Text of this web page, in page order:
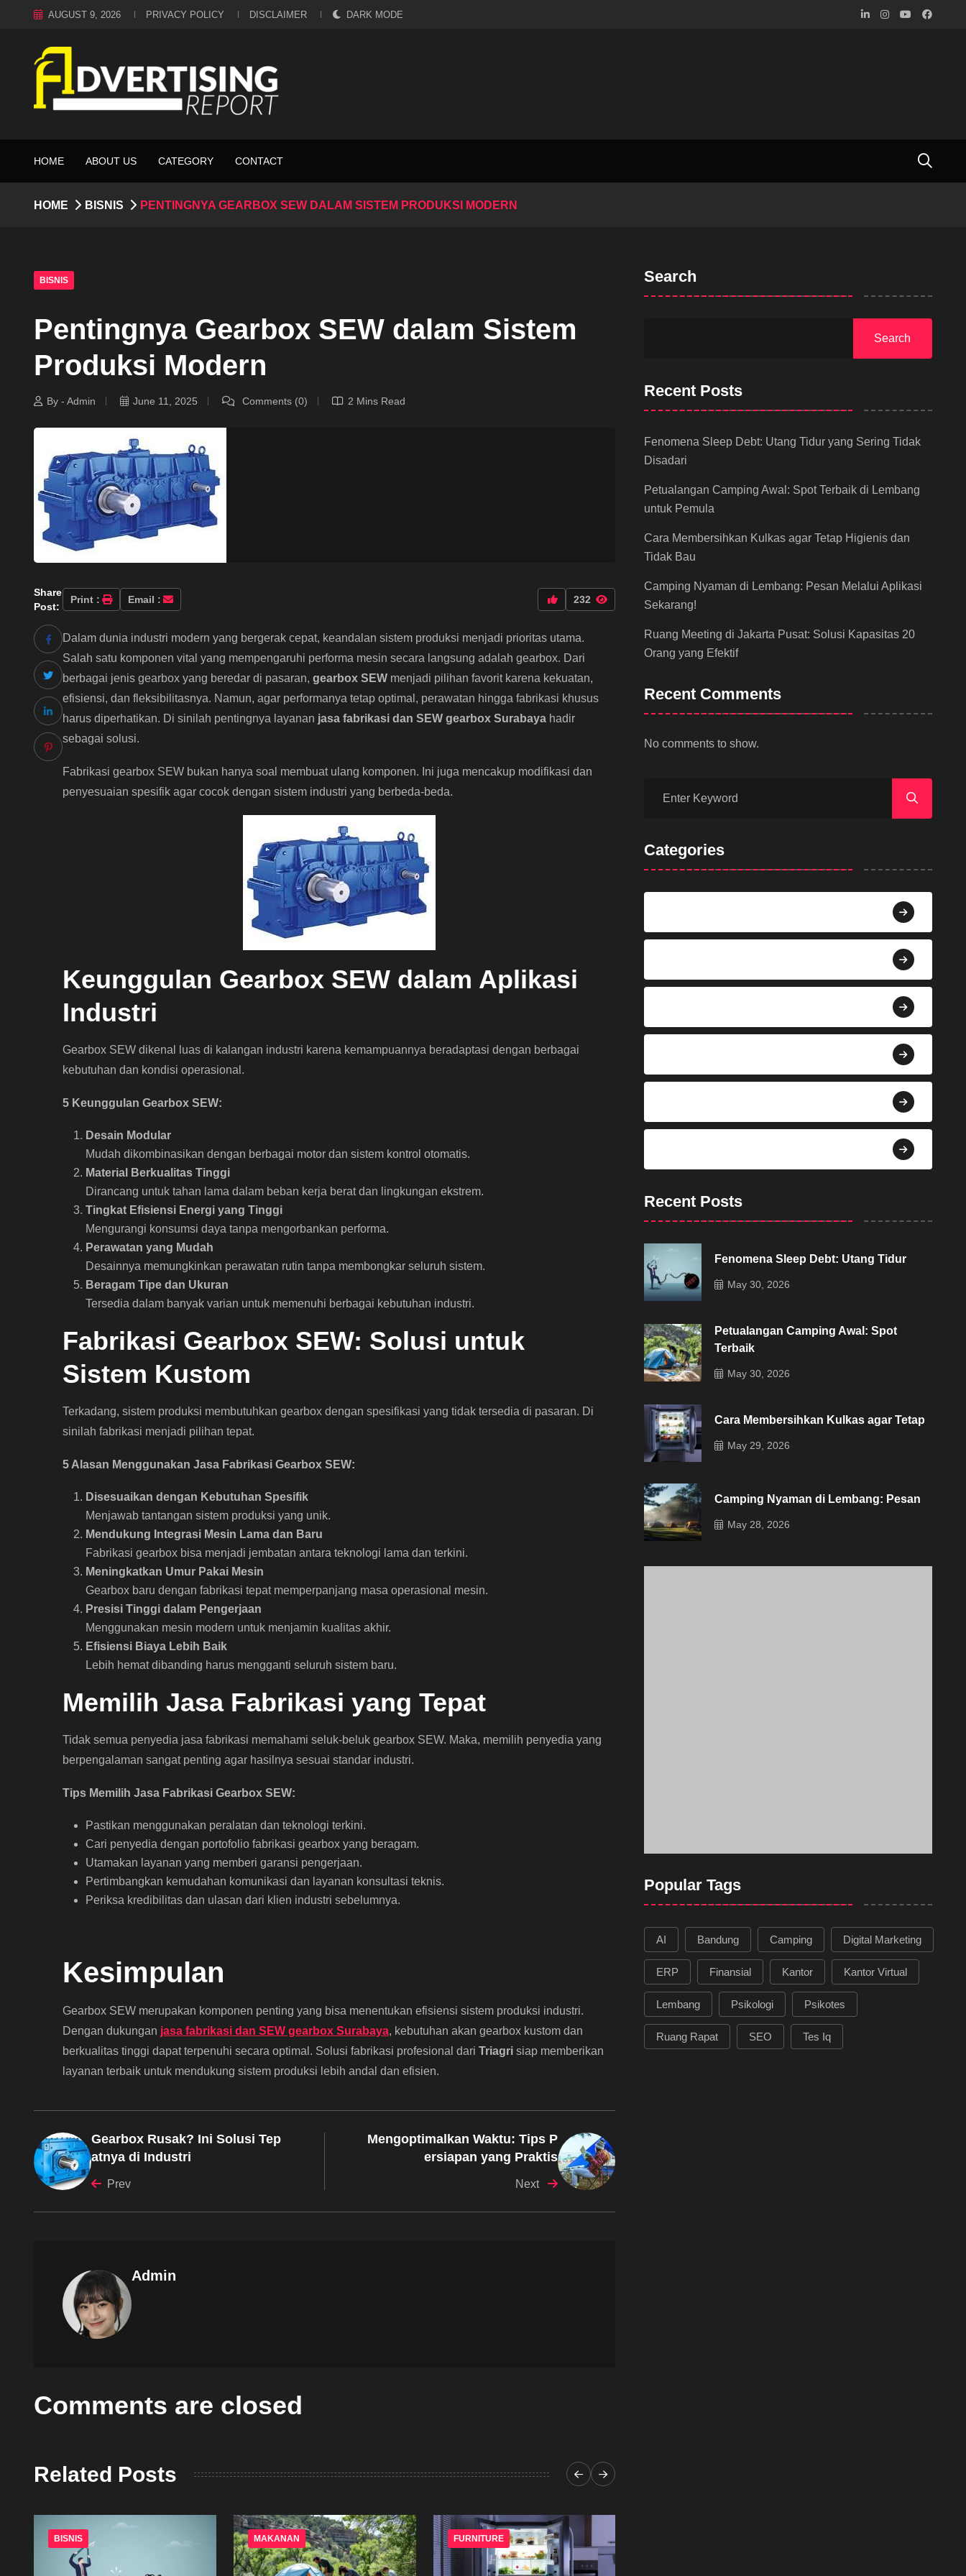
AUGUST 9, 2026 PRIVACY POLICY DISCLAIMER DARK MODE
HOME ABOUT US CATEGORY CONTACT
HOME BISNIS PENTINGNYA GEARBOX SEW DALAM SISTEM PRODUKSI MODERN
BISNIS
Pentingnya Gearbox SEW dalam Sistem
Produksi Modern
By - Admin June 11, 2025 Comments (0) 2 Mins Read
Share
Post:
Print : Email : 232
Dalam dunia industri modern yang bergerak cepat, keandalan sistem produksi menjadi prioritas utama.
Salah satu komponen vital yang mempengaruhi performa mesin secara langsung adalah gearbox. Dari
berbagai jenis gearbox yang beredar di pasaran, gearbox SEW menjadi pilihan favorit karena kekuatan,
efisiensi, dan fleksibilitasnya. Namun, agar performanya tetap optimal, perawatan hingga fabrikasi khusus
harus diperhatikan. Di sinilah pentingnya layanan jasa fabrikasi dan SEW gearbox Surabaya hadir
sebagai solusi.
Fabrikasi gearbox SEW bukan hanya soal membuat ulang komponen. Ini juga mencakup modifikasi dan
penyesuaian spesifik agar cocok dengan sistem industri yang berbeda-beda.
Keunggulan Gearbox SEW dalam Aplikasi
Industri
Gearbox SEW dikenal luas di kalangan industri karena kemampuannya beradaptasi dengan berbagai
kebutuhan dan kondisi operasional.
5 Keunggulan Gearbox SEW:
Desain Modular
Mudah dikombinasikan dengan berbagai motor dan sistem kontrol otomatis.
Material Berkualitas Tinggi
Dirancang untuk tahan lama dalam beban kerja berat dan lingkungan ekstrem.
Tingkat Efisiensi Energi yang Tinggi
Mengurangi konsumsi daya tanpa mengorbankan performa.
Perawatan yang Mudah
Desainnya memungkinkan perawatan rutin tanpa membongkar seluruh sistem.
Beragam Tipe dan Ukuran
Tersedia dalam banyak varian untuk memenuhi berbagai kebutuhan industri.
Fabrikasi Gearbox SEW: Solusi untuk
Sistem Kustom
Terkadang, sistem produksi membutuhkan gearbox dengan spesifikasi yang tidak tersedia di pasaran. Di
sinilah fabrikasi menjadi pilihan tepat.
5 Alasan Menggunakan Jasa Fabrikasi Gearbox SEW:
Disesuaikan dengan Kebutuhan Spesifik
Menjawab tantangan sistem produksi yang unik.
Mendukung Integrasi Mesin Lama dan Baru
Fabrikasi gearbox bisa menjadi jembatan antara teknologi lama dan terkini.
Meningkatkan Umur Pakai Mesin
Gearbox baru dengan fabrikasi tepat memperpanjang masa operasional mesin.
Presisi Tinggi dalam Pengerjaan
Menggunakan mesin modern untuk menjamin kualitas akhir.
Efisiensi Biaya Lebih Baik
Lebih hemat dibanding harus mengganti seluruh sistem baru.
Memilih Jasa Fabrikasi yang Tepat
Tidak semua penyedia jasa fabrikasi memahami seluk-beluk gearbox SEW. Maka, memilih penyedia yang
berpengalaman sangat penting agar hasilnya sesuai standar industri.
Tips Memilih Jasa Fabrikasi Gearbox SEW:
Pastikan menggunakan peralatan dan teknologi terkini.
Cari penyedia dengan portofolio fabrikasi gearbox yang beragam.
Utamakan layanan yang memberi garansi pengerjaan.
Pertimbangkan kemudahan komunikasi dan layanan konsultasi teknis.
Periksa kredibilitas dan ulasan dari klien industri sebelumnya.
Kesimpulan
Gearbox SEW merupakan komponen penting yang bisa menentukan efisiensi sistem produksi industri.
Dengan dukungan jasa fabrikasi dan SEW gearbox Surabaya, kebutuhan akan gearbox kustom dan
berkualitas tinggi dapat terpenuhi secara optimal. Solusi fabrikasi profesional dari Triagri siap memberikan
layanan terbaik untuk mendukung sistem produksi lebih andal dan efisien.
Gearbox Rusak? Ini Solusi Tep
atnya di Industri
Prev
Mengoptimalkan Waktu: Tips P
ersiapan yang Praktis
Next
Admin
Comments are closed
Related Posts
BISNIS MAKANAN FURNITURE
Search
Search
Recent Posts
Fenomena Sleep Debt: Utang Tidur yang Sering Tidak
Disadari
Petualangan Camping Awal: Spot Terbaik di Lembang
untuk Pemula
Cara Membersihkan Kulkas agar Tetap Higienis dan
Tidak Bau
Camping Nyaman di Lembang: Pesan Melalui Aplikasi
Sekarang!
Ruang Meeting di Jakarta Pusat: Solusi Kapasitas 20
Orang yang Efektif
Recent Comments
No comments to show.
Categories
Recent Posts
Fenomena Sleep Debt: Utang Tidur
May 30, 2026
Petualangan Camping Awal: Spot
Terbaik
May 30, 2026
Cara Membersihkan Kulkas agar Tetap
May 29, 2026
Camping Nyaman di Lembang: Pesan
May 28, 2026
Popular Tags
AI Bandung Camping Digital Marketing
ERP Finansial Kantor Kantor Virtual
Lembang Psikologi Psikotes
Ruang Rapat SEO Tes Iq